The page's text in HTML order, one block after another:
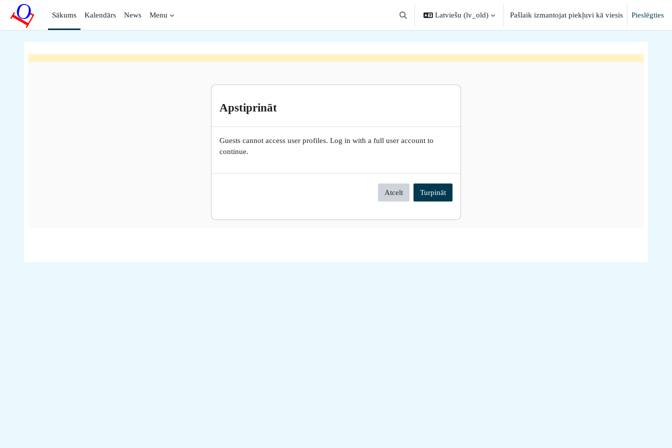
Atvērt galveno saturu
Sākums
Kalendārs News Menu
Toggle search input
Latviešu ‎(lv_old)‎ Pašlaik izmantojat piekļuvi kā viesis Pieslēgties
Apstiprināt
Guests cannot access user profiles. Log in with a full user account to
continue.
Atcelt Turpināt